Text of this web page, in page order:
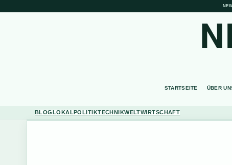
STARTSEITE ÜBER
BLOGLOKALPOLITIKTECHNIKWELTWIRTSCHAFT